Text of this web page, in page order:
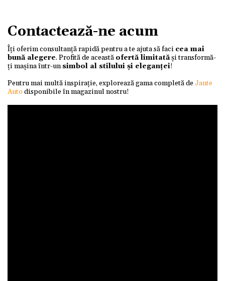
Contactează-ne acum
Îți oferim consultanță rapidă pentru a te ajuta să faci cea mai
bună alegere. Profită de această ofertă limitatăși transformă-
ți mașina într-unsimbol al stilului și eleganței!
Pentru mai multă inspirație, explorează gama completă deJante
Autodisponibile în magazinul nostru!